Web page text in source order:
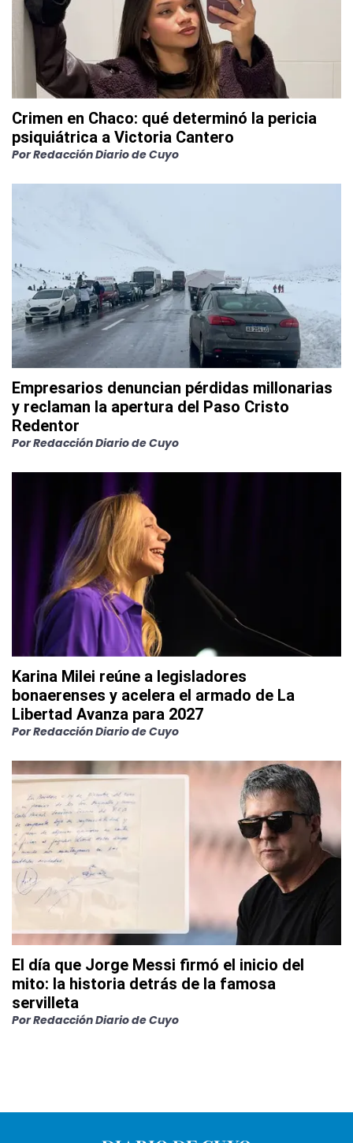
Crimen en Chaco: qué determinó la pericia
psiquiátrica a Victoria Cantero
PorRedacción Diario de Cuyo
Empresarios denuncian pérdidas millonarias
y reclaman la apertura del Paso Cristo
Redentor
PorRedacción Diario de Cuyo
Karina Milei reúne a legisladores
bonaerenses y acelera el armado de La
Libertad Avanza para 2027
PorRedacción Diario de Cuyo
El día que Jorge Messi firmó el inicio del
mito: la historia detrás de la famosa
servilleta
PorRedacción Diario de Cuyo